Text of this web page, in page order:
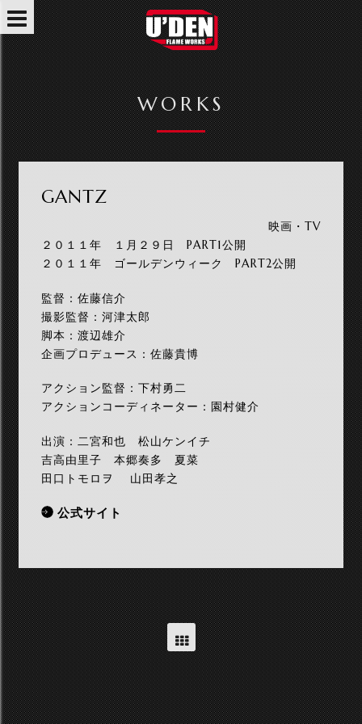
WORKS
GANTZ
映画・TV
２０１１年 １月２９日 PART1公開
２０１１年 ゴールデンウィーク PART2公開
監督：佐藤信介
撮影監督：河津太郎
脚本：渡辺雄介
企画プロデュース：佐藤貴博
アクション監督：下村勇二
アクションコーディネーター：園村健介
出演：二宮和也 松山ケンイチ
吉高由里子 本郷奏多 夏菜
田口トモロヲ 山田孝之
公式サイト